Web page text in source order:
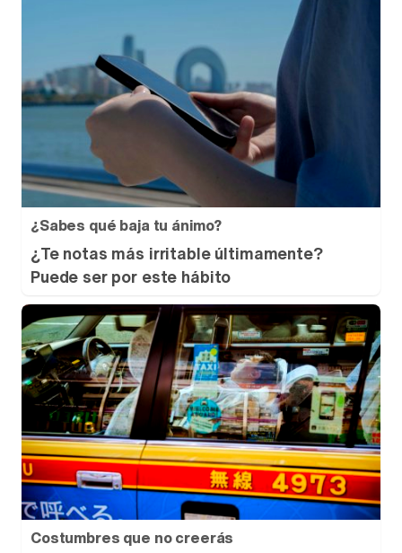
¿Sabes qué baja tu ánimo?
¿Te notas más irritable últimamente?
Puede ser por este hábito
Costumbres que no creerás